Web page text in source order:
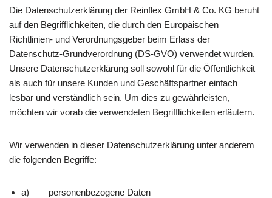
Die Datenschutzerklärung der Reinflex GmbH & Co. KG beruht
auf den Begrifflichkeiten, die durch den Europäischen
Richtlinien- und Verordnungsgeber beim Erlass der
Datenschutz-Grundverordnung (DS-GVO) verwendet wurden.
Unsere Datenschutzerklärung soll sowohl für die Öffentlichkeit
als auch für unsere Kunden und Geschäftspartner einfach
lesbar und verständlich sein. Um dies zu gewährleisten,
möchten wir vorab die verwendeten Begrifflichkeiten erläutern.
Wir verwenden in dieser Datenschutzerklärung unter anderem
die folgenden Begriffe:
a) personenbezogene Daten